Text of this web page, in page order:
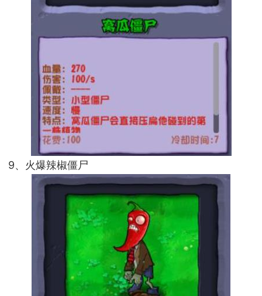
9、火爆辣椒僵尸